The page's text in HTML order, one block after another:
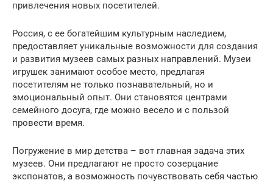
привлечения новых посетителей.
Россия, с ее богатейшим культурным наследием,
предоставляет уникальные возможности для создания
и развития музеев самых разных направлений. Музеи
игрушек занимают особое место, предлагая
посетителям не только познавательный, но и
эмоциональный опыт. Они становятся центрами
семейного досуга, где можно весело и с пользой
провести время.
Погружение в мир детства – вот главная задача этих
музеев. Они предлагают не просто созерцание
экспонатов, а возможность почувствовать себя частью